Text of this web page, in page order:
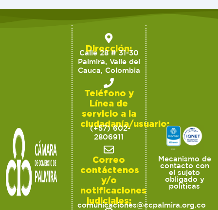
Dirección:
Calle 28 # 31-30
Palmira, Valle del
Cauca, Colombia
Teléfono y
Línea de
servicio a la
ciudadanía/usuario:
(+57) 602-
2806911
Correo
contáctenos
y/o
notificaciones
judiciales:
comunicaciones@ccpalmira.org.co
Mecanismo de
contacto con
el sujeto
obligado y
políticas